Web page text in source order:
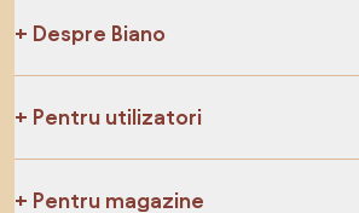
Despre Biano
Pentru utilizatori
Pentru magazine